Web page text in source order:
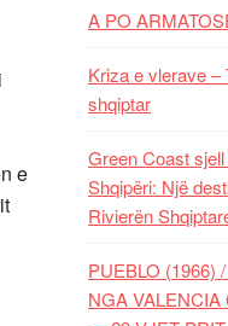
e
A PO
Kriza e vlerave –
shqiptar
Green Coast
Shqipëri: Një
Rivierën
PUEBLO (1966)
NGA